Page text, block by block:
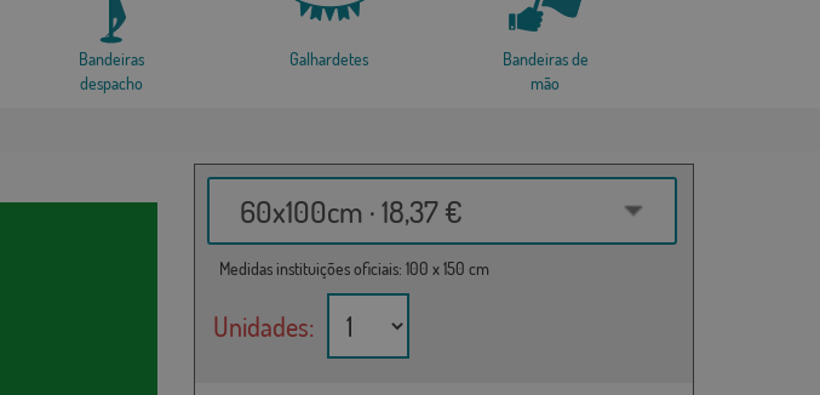
Bandeiras
despacho
Galhardetes
Bandeiras de
mão
60x100cm · 18,37 €
Medidas instituições oficiais: 100 x 150 cm
Unidades: